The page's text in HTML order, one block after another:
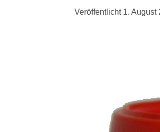
Veröffentlicht 1. August